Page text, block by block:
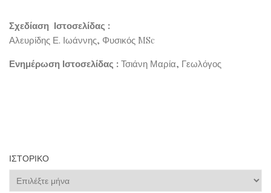
Σχεδίαση Ιστοσελίδας :
Αλευρίδης Ε. Ιωάννης, Φυσικός MSc
Ενημέρωση Ιστοσελίδας : Τσιάνη Μαρία, Γεωλόγος
ΙΣΤΟΡΙΚΌ
Ιστορικό